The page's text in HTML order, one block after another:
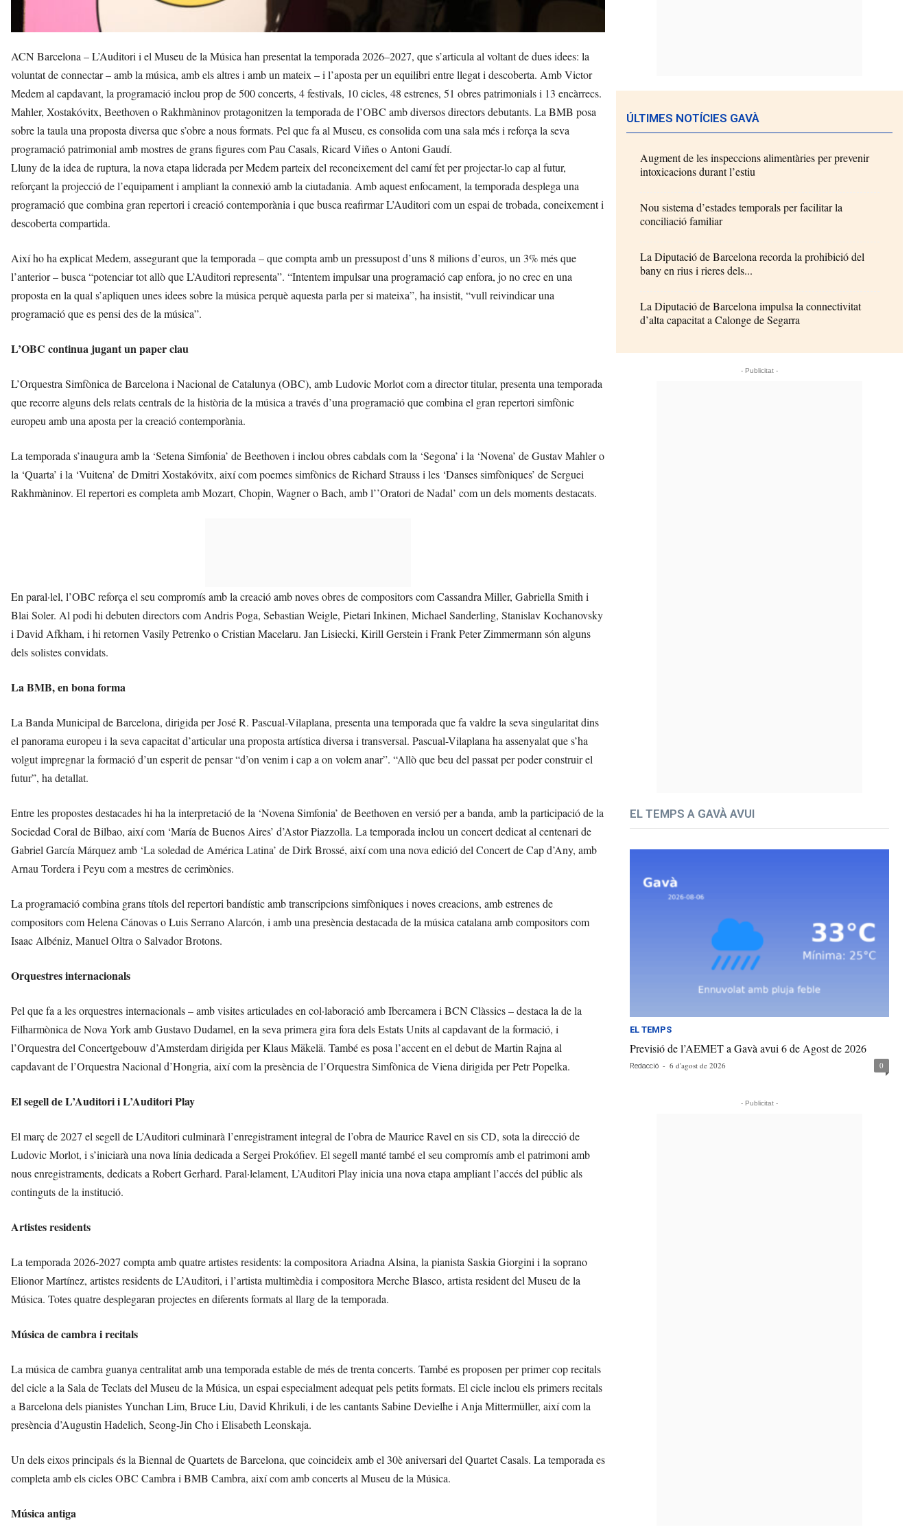
ACN Barcelona – L’Auditori i el Museu de la Música han presentat la temporada 2026–2027, que s’articula al voltant de dues idees: la
voluntat de connectar – amb la música, amb els altres i amb un mateix – i l’aposta per un equilibri entre llegat i descoberta. Amb Victor
Medem al capdavant, la programació inclou prop de 500 concerts, 4 festivals, 10 cicles, 48 estrenes, 51 obres patrimonials i 13 encàrrecs.
Mahler, Xostakóvitx, Beethoven o Rakhmàninov protagonitzen la temporada de l’OBC amb diversos directors debutants. La BMB posa
sobre la taula una proposta diversa que s’obre a nous formats. Pel que fa al Museu, es consolida com una sala més i reforça la seva
programació patrimonial amb mostres de grans figures com Pau Casals, Ricard Viñes o Antoni Gaudí.
Lluny de la idea de ruptura, la nova etapa liderada per Medem parteix del reconeixement del camí fet per projectar-lo cap al futur,
reforçant la projecció de l’equipament i ampliant la connexió amb la ciutadania. Amb aquest enfocament, la temporada desplega una
programació que combina gran repertori i creació contemporània i que busca reafirmar L’Auditori com un espai de trobada, coneixement i
descoberta compartida.
Així ho ha explicat Medem, assegurant que la temporada – que compta amb un pressupost d’uns 8 milions d’euros, un 3% més que
l’anterior – busca “potenciar tot allò que L’Auditori representa”. “Intentem impulsar una programació cap enfora, jo no crec en una
proposta en la qual s’apliquen unes idees sobre la música perquè aquesta parla per si mateixa”, ha insistit, “vull reivindicar una
programació que es pensi des de la música”.
L’OBC continua jugant un paper clau
L’Orquestra Simfònica de Barcelona i Nacional de Catalunya (OBC), amb Ludovic Morlot com a director titular, presenta una temporada
que recorre alguns dels relats centrals de la història de la música a través d’una programació que combina el gran repertori simfònic
europeu amb una aposta per la creació contemporània.
La temporada s’inaugura amb la ‘Setena Simfonia’ de Beethoven i inclou obres cabdals com la ‘Segona’ i la ‘Novena’ de Gustav Mahler o
la ‘Quarta’ i la ‘Vuitena’ de Dmitri Xostakóvitx, així com poemes simfònics de Richard Strauss i les ‘Danses simfòniques’ de Serguei
Rakhmàninov. El repertori es completa amb Mozart, Chopin, Wagner o Bach, amb l’’Oratori de Nadal’ com un dels moments destacats.
En paral·lel, l’OBC reforça el seu compromís amb la creació amb noves obres de compositors com Cassandra Miller, Gabriella Smith i
Blai Soler. Al podi hi debuten directors com Andris Poga, Sebastian Weigle, Pietari Inkinen, Michael Sanderling, Stanislav Kochanovsky
i David Afkham, i hi retornen Vasily Petrenko o Cristian Macelaru. Jan Lisiecki, Kirill Gerstein i Frank Peter Zimmermann són alguns
dels solistes convidats.
La BMB, en bona forma
La Banda Municipal de Barcelona, dirigida per José R. Pascual-Vilaplana, presenta una temporada que fa valdre la seva singularitat dins
el panorama europeu i la seva capacitat d’articular una proposta artística diversa i transversal. Pascual-Vilaplana ha assenyalat que s’ha
volgut impregnar la formació d’un esperit de pensar “d’on venim i cap a on volem anar”. “Allò que beu del passat per poder construir el
futur”, ha detallat.
Entre les propostes destacades hi ha la interpretació de la ‘Novena Simfonia’ de Beethoven en versió per a banda, amb la participació de la
Sociedad Coral de Bilbao, així com ‘María de Buenos Aires’ d’Astor Piazzolla. La temporada inclou un concert dedicat al centenari de
Gabriel García Márquez amb ‘La soledad de América Latina’ de Dirk Brossé, així com una nova edició del Concert de Cap d’Any, amb
Arnau Tordera i Peyu com a mestres de cerimònies.
La programació combina grans títols del repertori bandístic amb transcripcions simfòniques i noves creacions, amb estrenes de
compositors com Helena Cánovas o Luis Serrano Alarcón, i amb una presència destacada de la música catalana amb compositors com
Isaac Albéniz, Manuel Oltra o Salvador Brotons.
Orquestres internacionals
Pel que fa a les orquestres internacionals – amb visites articulades en col·laboració amb Ibercamera i BCN Clàssics – destaca la de la
Filharmònica de Nova York amb Gustavo Dudamel, en la seva primera gira fora dels Estats Units al capdavant de la formació, i
l’Orquestra del Concertgebouw d’Amsterdam dirigida per Klaus Mäkelä. També es posa l’accent en el debut de Martin Rajna al
capdavant de l’Orquestra Nacional d’Hongria, així com la presència de l’Orquestra Simfònica de Viena dirigida per Petr Popelka.
El segell de L’Auditori i L’Auditori Play
El març de 2027 el segell de L’Auditori culminarà l’enregistrament integral de l’obra de Maurice Ravel en sis CD, sota la direcció de
Ludovic Morlot, i s’iniciarà una nova línia dedicada a Sergei Prokófiev. El segell manté també el seu compromís amb el patrimoni amb
nous enregistraments, dedicats a Robert Gerhard. Paral·lelament, L’Auditori Play inicia una nova etapa ampliant l’accés del públic als
continguts de la institució.
Artistes residents
La temporada 2026-2027 compta amb quatre artistes residents: la compositora Ariadna Alsina, la pianista Saskia Giorgini i la soprano
Elionor Martínez, artistes residents de L’Auditori, i l’artista multimèdia i compositora Merche Blasco, artista resident del Museu de la
Música. Totes quatre desplegaran projectes en diferents formats al llarg de la temporada.
Música de cambra i recitals
La música de cambra guanya centralitat amb una temporada estable de més de trenta concerts. També es proposen per primer cop recitals
del cicle a la Sala de Teclats del Museu de la Música, un espai especialment adequat pels petits formats. El cicle inclou els primers recitals
a Barcelona dels pianistes Yunchan Lim, Bruce Liu, David Khrikuli, i de les cantants Sabine Devielhe i Anja Mittermüller, així com la
presència d’Augustin Hadelich, Seong-Jin Cho i Elisabeth Leonskaja.
Un dels eixos principals és la Biennal de Quartets de Barcelona, que coincideix amb el 30è aniversari del Quartet Casals. La temporada es
completa amb els cicles OBC Cambra i BMB Cambra, així com amb concerts al Museu de la Música.
Música antiga
ÚLTIMES NOTÍCIES GAVÀ
Augment de les inspeccions alimentàries per prevenir
intoxicacions durant l’estiu
Nou sistema d’estades temporals per facilitar la
conciliació familiar
La Diputació de Barcelona recorda la prohibició del
bany en rius i rieres dels...
La Diputació de Barcelona impulsa la connectivitat
d’alta capacitat a Calonge de Segarra
- Publicitat -
EL TEMPS A GAVÀ AVUI
EL TEMPS
Previsió de l’AEMET a Gavà avui 6 de Agost de 2026
Redacció - 6 d'agost de 2026 0
- Publicitat -